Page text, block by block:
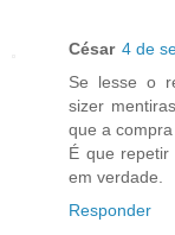
César 4 de
Se lesse o
sizer
que a
É que
em verdade.
Responder